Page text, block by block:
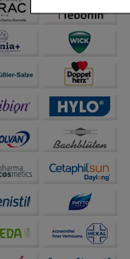
Inhalte
Statistik &
sammeln,
auch die